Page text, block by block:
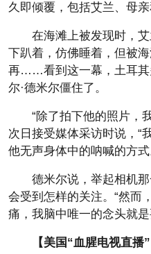
久即倾覆，包括艾兰、母
在海滩上被发现时，
下趴着，仿佛睡着，但被
再……看到这一幕，土耳其
尔·德米尔僵住了。
“除了拍下他的照片，
次日接受媒体采访时说，“
他无声身体中的呐喊的方式
德米尔说，举起相机
会受到怎样的关注。“然而
痛，我脑中唯一的念头就
【美国“血腥电视直播”